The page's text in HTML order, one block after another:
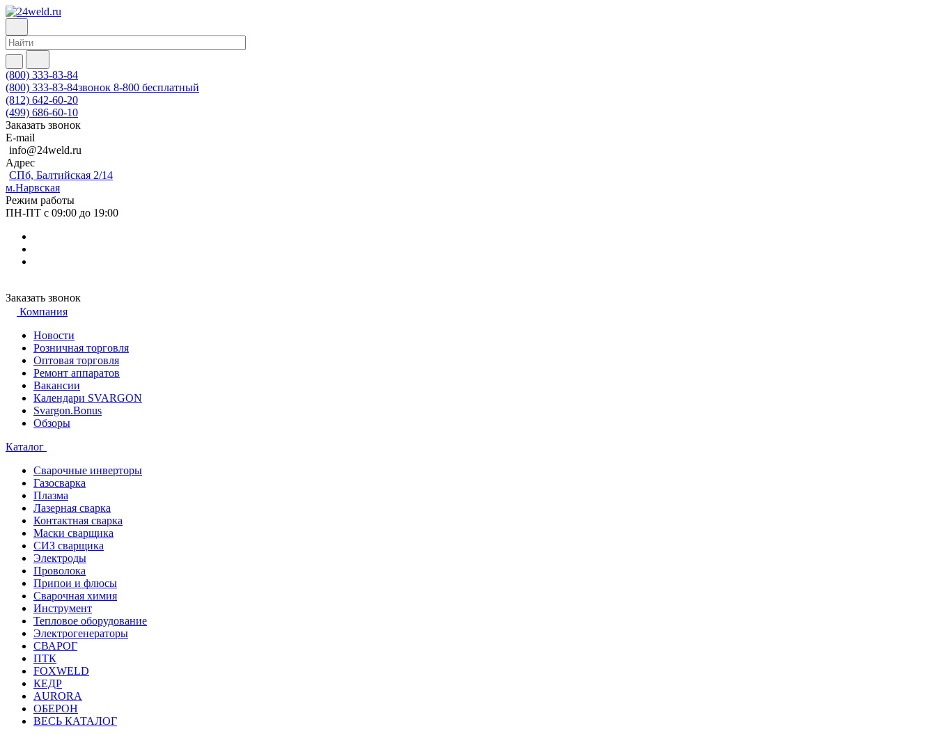
(800) 333-83-84
(800) 333-83-84звонок 8-800 бесплатный
(812) 642-60-20
(499) 686-60-10
Заказать звонок
E-mail
info@24weld.ru
Адрес
СПб, Балтийская 2/14
м.Нарвская
Режим работы
ПН-ПТ с 09:00 до 19:00
Заказать звонок
Компания
Новости
Розничная торговля
Оптовая торговля
Ремонт аппаратов
Вакансии
Календари SVARGON
Svargon.Bonus
Обзоры
Каталог
Сварочные инверторы
Газосварка
Плазма
Лазерная сварка
Контактная сварка
Маски сварщика
СИЗ сварщика
Электроды
Проволока
Припои и флюсы
Сварочная химия
Инструмент
Тепловое оборудование
Электрогенераторы
СВАРОГ
ПТК
FOXWELD
КЕДР
AURORA
ОБЕРОН
ВЕСЬ КАТАЛОГ